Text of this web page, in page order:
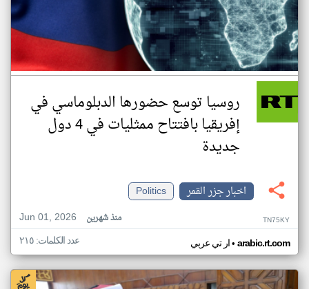
روسيا توسع حضورها الدبلوماسي في
إفريقيا بافتتاح ممثليات في 4 دول
جديدة
اخبار جزر القمر
Politics
Jun 01, 2026
منذ شهرين TN75KY
ار تي عربي• arabic.rt.com عدد الكلمات: ٢١٥